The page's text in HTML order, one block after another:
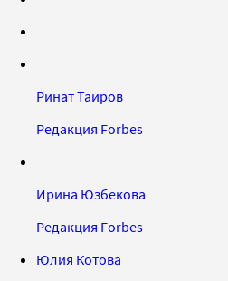
Ринат Таиров
Редакция Forbes
Ирина Юзбекова
Редакция Forbes
Юлия Котова